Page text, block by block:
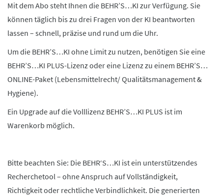
Mit dem Abo steht Ihnen die BEHR’S…KI zur Verfügung. Sie
können täglich bis zu drei Fragen von der KI beantworten
lassen – schnell, präzise und rund um die Uhr.
Um die BEHR’S…KI ohne Limit zu nutzen, benötigen Sie eine
BEHR’S…KI PLUS-Lizenz oder eine Lizenz zu einem BEHR’S…
ONLINE-Paket (Lebensmittelrecht/ Qualitätsmanagement &
Hygiene).
Ein Upgrade auf die Volllizenz BEHR’S…KI PLUS ist im
Warenkorb möglich.
Bitte beachten Sie: Die BEHR‘S…KI ist ein unterstützendes
Recherchetool – ohne Anspruch auf Vollständigkeit,
Richtigkeit oder rechtliche Verbindlichkeit. Die generierten